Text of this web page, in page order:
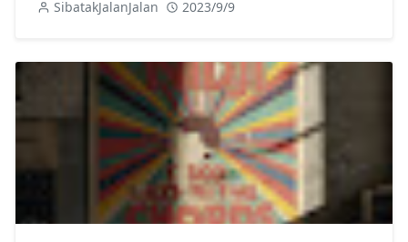
SibatakJalanJalan 2023/9/9